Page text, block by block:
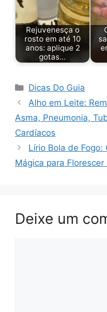
Rejuvenesça o
rosto em até 10
anos: aplique 2
gotas…
Categorias
Dicas Do Guia
Alho em Leite:
Asma, Pneumonia,
Cardíacos
Lírio Bola de Fogo:
Mágica para
Deixe um